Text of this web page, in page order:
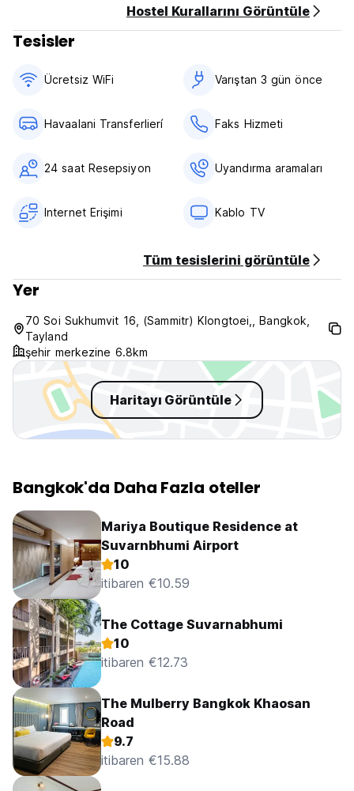
Hostel Kurallarını Görüntüle
Tesisler
Ücretsiz WiFi Varıştan 3 gün önce
Havaalani Transferlierí Faks Hizmeti
24 saat Resepsiyon Uyandırma aramaları
Internet Erişimi Kablo TV
Tüm tesislerini görüntüle
Yer
70 Soi Sukhumvit 16, (Sammitr) Klongtoei,, Bangkok,
Tayland
şehir merkezine 6.8km
Haritayı Görüntüle
Bangkok'da Daha Fazla oteller
Mariya Boutique Residence at
Suvarnbhumi Airport
10
itibaren €10.59
The Cottage Suvarnabhumi
10
itibaren €12.73
The Mulberry Bangkok Khaosan
Road
9.7
itibaren €15.88